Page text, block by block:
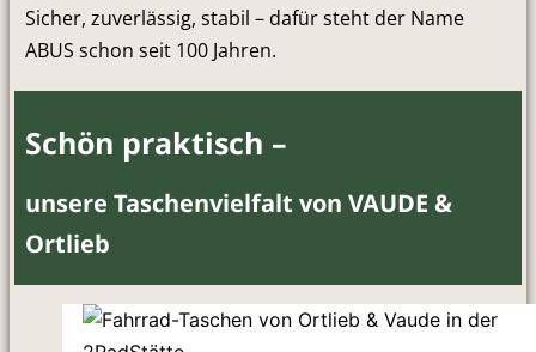
Sicher, zuverlässig, stabil – dafür steht der Name
ABUS schon seit 100 Jahren.
Schön praktisch –
unsere Taschenvielfalt von VAUDE &
Ortlieb